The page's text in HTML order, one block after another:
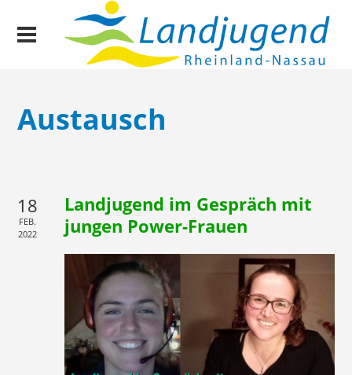
Austausch
18
FEB.
2022
Landjugend im Gespräch mit
jungen Power-Frauen